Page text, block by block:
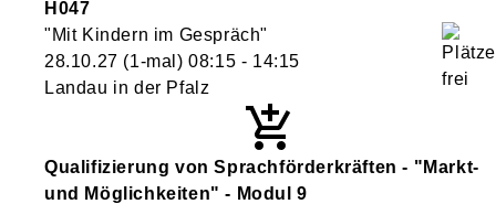
H047
"Mit Kindern im Gespräch"
28.10.27 (1-mal)08:15 - 14:15
Landau in der Pfalz
Qualifizierung von Sprachförderkräften - "Markt-
und Möglichkeiten" - Modul 9